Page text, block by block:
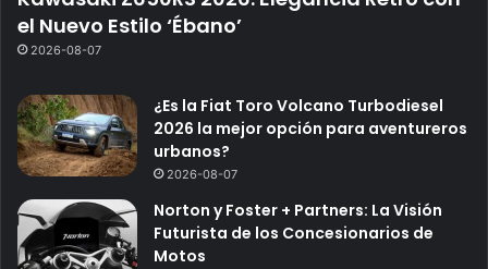
el Nuevo Estilo ‘Ébano’
2026-08-07
¿Es la Fiat Toro Volcano Turbodiesel
2026 la mejor opción para aventureros
urbanos?
2026-08-07
Norton y Foster + Partners: La Visión
Futurista de los Concesionarios de
Motos